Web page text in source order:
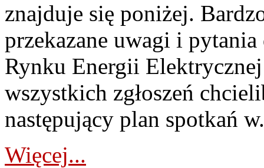
znajduje się poniżej.
przekazane uwagi i
Rynku Energii
wszystkich zgłoszeń
następujący plan spotkań
Więcej...